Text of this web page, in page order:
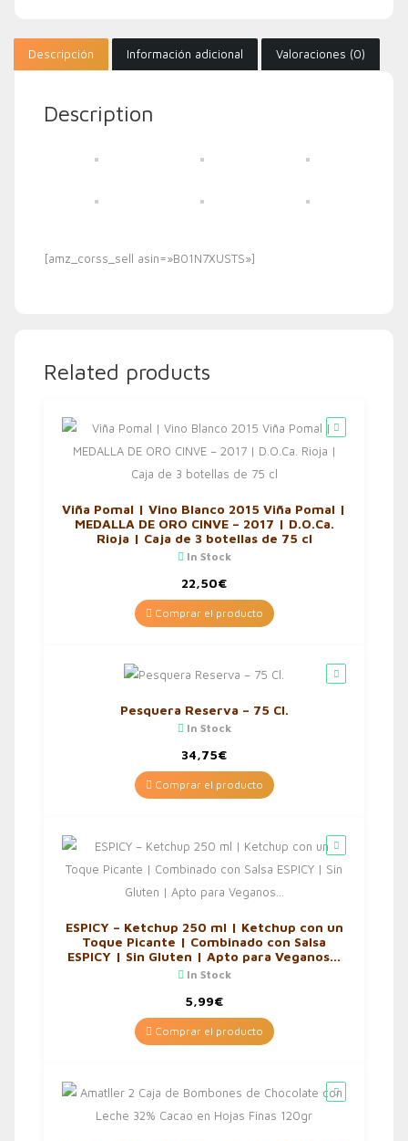
Descripción Información adicional Valoraciones (0)
Description
[amz_corss_sell asin=»B01N7XUSTS»]
Related products
Viña Pomal | Vino Blanco 2015 Viña Pomal |
MEDALLA DE ORO CINVE – 2017 | D.O.Ca.
Rioja | Caja de 3 botellas de 75 cl
In Stock
22,50€
Comprar el producto
Pesquera Reserva – 75 Cl.
In Stock
34,75€
Comprar el producto
ESPICY – Ketchup 250 ml | Ketchup con un
Toque Picante | Combinado con Salsa
ESPICY | Sin Gluten | Apto para Veganos…
In Stock
5,99€
Comprar el producto